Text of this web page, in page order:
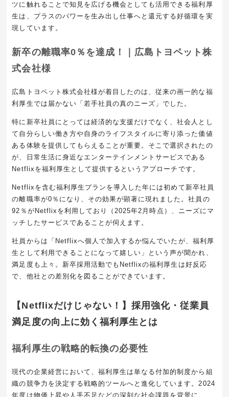
ツに触れることで知見を広げる機会としても活用できる福利厚
生は、プラスのパワーを生み出し仕事へと還元する好循環を実
現しています。
新卒の離職率0％を達成！｜広島トヨペット株
式会社様
広島トヨペット株式会社様が着目したのは、従来の画一的な福
利厚生では届かない「若手社員の真のニーズ」でした。
特に新卒社員にとっては経済的な支援だけでなく、社会人とし
て自分らしい働き方や自身のライフスタイルに寄り添った価値
ある体験を提供してもらえることが重要。そこで選択されたの
が、日常生活に身近なエンターテインメントサービスである
Netflixを福利厚生として提供するというアプローチです。
Netflixを含む福利厚生プランを導入した年には初めて新卒社員
の離職率が0％になり、その効果が顕著に現れました。社員の
92％がNetflixを利用しており（2025年2月時点）、ニーズにマ
ッチしたサービスであることが伺えます。
社員からは「Netflixへ個人で加入するか悩んでいたが、福利厚
生として利用できることになって嬉しい」という声が聞かれ、
満足度も上々。新卒採用活動でもNetflixの福利厚生は好反応
で、他社との差別化を図ることができています。
【Netflixだけじゃない！】採用強化・従業員
満足度の向上に効く福利厚生とは
福利厚生の戦略的転換の必要性
現代の企業経営において、福利厚生は単なる付加的制度から組
織の競争力を決定する戦略的ツールへと進化しています。2024
年度は物価上昇や人手不足などの深刻な社会課題を背景に、